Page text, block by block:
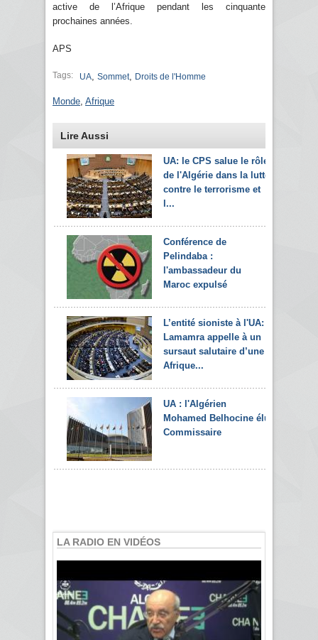
active de l’Afrique pendant les cinquante
prochaines années.
APS
Tags: UA Sommet, Droits de l'Homme
Monde Afrique
Lire Aussi
UA: le CPS salue le rôle
de l'Algérie dans la lutte
contre le terrorisme et
l...
Conférence de
Pelindaba :
l'ambassadeur du
Maroc expulsé
L’entité sioniste à l'UA:
Lamamra appelle à un
sursaut salutaire d’une
Afrique...
UA : l'Algérien
Mohamed Belhocine élu
Commissaire
LA RADIO EN VIDÉOS